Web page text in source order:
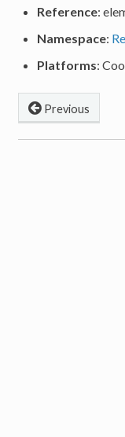
Reference:
Namespace:
Platforms:
Previous